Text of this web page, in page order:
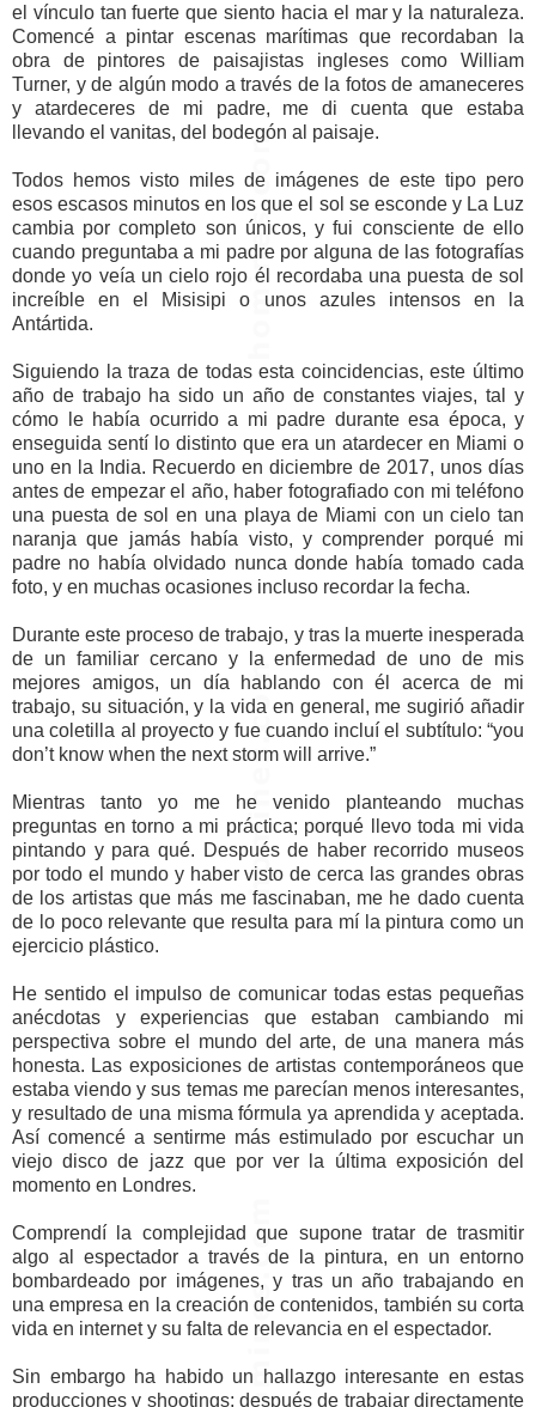
el vínculo tan fuerte que siento hacia el mar y la naturaleza.
Comencé a pintar escenas marítimas que recordaban la
obra de pintores de paisajistas ingleses como William
Turner, y de algún modo a través de la fotos de amaneceres
y atardeceres de mi padre, me di cuenta que estaba
llevando el vanitas, del bodegón al paisaje.
Todos hemos visto miles de imágenes de este tipo pero
esos escasos minutos en los que el sol se esconde y La Luz
cambia por completo son únicos, y fui consciente de ello
cuando preguntaba a mi padre por alguna de las fotografías
donde yo veía un cielo rojo él recordaba una puesta de sol
increíble en el Misisipi o unos azules intensos en la
Antártida.
Siguiendo la traza de todas esta coincidencias, este último
año de trabajo ha sido un año de constantes viajes, tal y
cómo le había ocurrido a mi padre durante esa época, y
enseguida sentí lo distinto que era un atardecer en Miami o
uno en la India. Recuerdo en diciembre de 2017, unos días
antes de empezar el año, haber fotografiado con mi teléfono
una puesta de sol en una playa de Miami con un cielo tan
naranja que jamás había visto, y comprender porqué mi
padre no había olvidado nunca donde había tomado cada
foto, y en muchas ocasiones incluso recordar la fecha.
Durante este proceso de trabajo, y tras la muerte inesperada
de un familiar cercano y la enfermedad de uno de mis
mejores amigos, un día hablando con él acerca de mi
trabajo, su situación, y la vida en general, me sugirió añadir
una coletilla al proyecto y fue cuando incluí el subtítulo: “you
don’t know when the next storm will arrive.”
Mientras tanto yo me he venido planteando muchas
preguntas en torno a mi práctica; porqué llevo toda mi vida
pintando y para qué. Después de haber recorrido museos
por todo el mundo y haber visto de cerca las grandes obras
de los artistas que más me fascinaban, me he dado cuenta
de lo poco relevante que resulta para mí la pintura como un
ejercicio plástico.
He sentido el impulso de comunicar todas estas pequeñas
anécdotas y experiencias que estaban cambiando mi
perspectiva sobre el mundo del arte, de una manera más
honesta. Las exposiciones de artistas contemporáneos que
estaba viendo y sus temas me parecían menos interesantes,
y resultado de una misma fórmula ya aprendida y aceptada.
Así comencé a sentirme más estimulado por escuchar un
viejo disco de jazz que por ver la última exposición del
momento en Londres.
Comprendí la complejidad que supone tratar de trasmitir
algo al espectador a través de la pintura, en un entorno
bombardeado por imágenes, y tras un año trabajando en
una empresa en la creación de contenidos, también su corta
vida en internet y su falta de relevancia en el espectador.
Sin embargo ha habido un hallazgo interesante en estas
producciones y shootings; después de trabajar directamente